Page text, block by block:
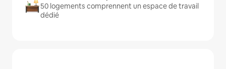
50 logements comprennent un espace de travail
dédié